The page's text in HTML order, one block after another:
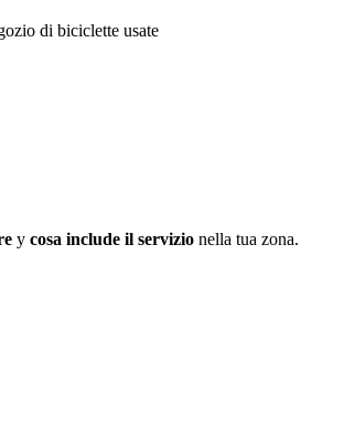
di biciclette usate
y cosa include il servizio nella tua zona.